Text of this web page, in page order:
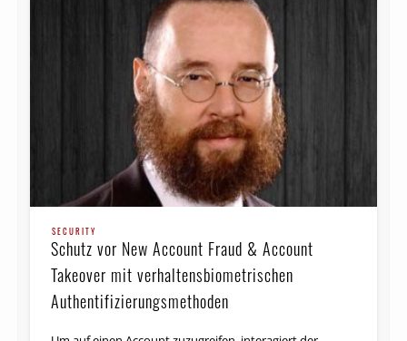
SECURITY
Schutz vor New Account Fraud & Account
Takeover mit verhaltens­biometrischen
Authentifizierungs­methoden